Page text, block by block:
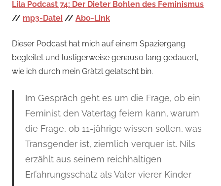
Lila Podcast 74: Der Dieter Bohlen des Feminismus
// mp3-Datei // Abo-Link
Dieser Podcast hat mich auf einem Spaziergang
begleitet und lustigerweise genauso lang gedauert,
wie ich durch mein Grätzl gelatscht bin.
Im Gespräch geht es um die Frage, ob ein
Feminist den Vatertag feiern kann, warum
die Frage, ob 11-jährige wissen sollen, was
Transgender ist, ziemlich verquer ist. Nils
erzählt aus seinem reichhaltigen
Erfahrungsschatz als Vater vierer Kinder